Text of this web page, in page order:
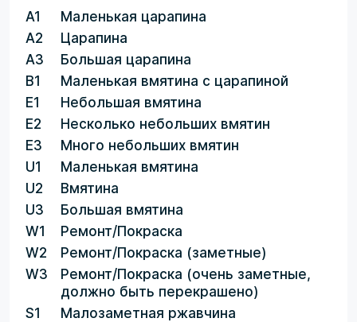
A1
Маленькая царапина
A2
Царапина
A3
Большая царапина
B1
Маленькая вмятина с царапиной
E1
Небольшая вмятина
E2
Несколько небольших вмятин
E3
Много небольших вмятин
U1
Маленькая вмятина
U2
Вмятина
U3
Большая вмятина
W1
Ремонт/Покраска
W2
Ремонт/Покраска (заметные)
W3
Ремонт/Покраска (очень заметные,
должно быть перекрашено)
S1
Малозаметная ржавчина